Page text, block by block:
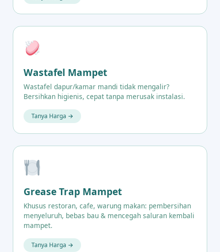
Wastafel Mampet
Wastafel dapur/kamar mandi tidak mengalir?
Bersihkan higienis, cepat tanpa merusak instalasi.
Tanya Harga →
Grease Trap Mampet
Khusus restoran, cafe, warung makan: pembersihan
menyeluruh, bebas bau & mencegah saluran kembali
mampet.
Tanya Harga →